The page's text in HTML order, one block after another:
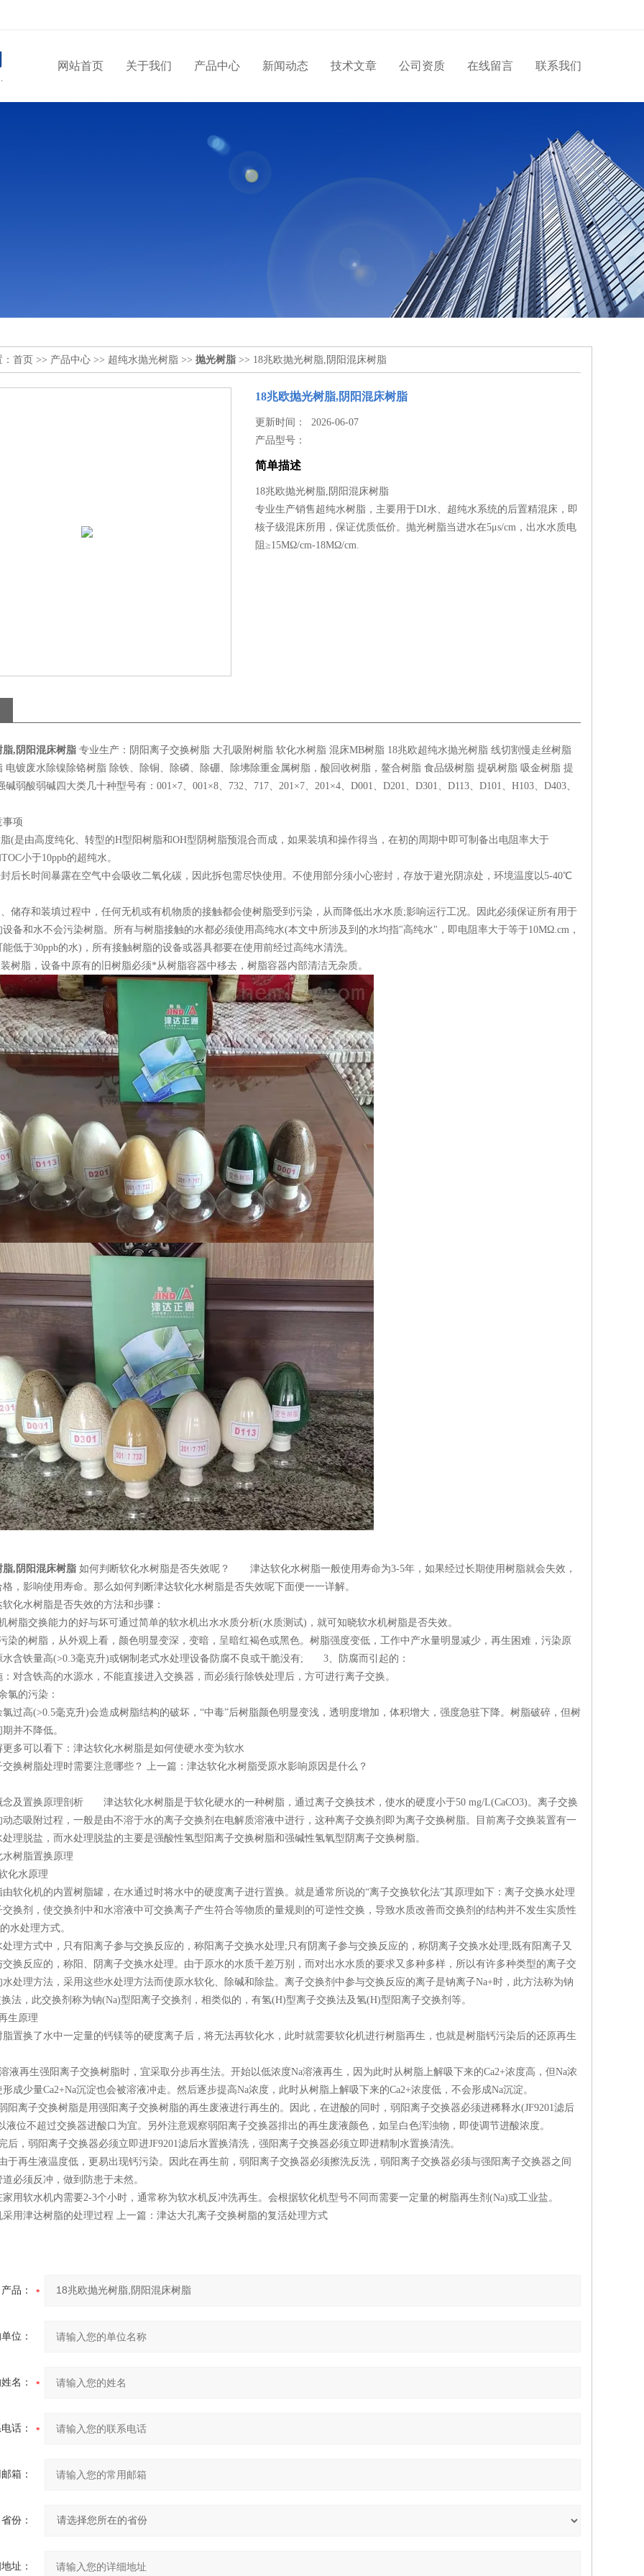
网站首页 关于我们 产品中心 新闻动态 技术文章 公司资质 在线留言 联系我们
首页 >> 产品中心 >> 超纯水抛光树脂 >> 抛光树脂 >> 18兆欧抛光树脂,阴阳混床树脂
18兆欧抛光树脂,阴阳混床树脂
更新时间： 2026-06-07
产品型号：
简单描述
18兆欧抛光树脂,阴阳混床树脂
专业生产销售超纯水树脂，主要用于DI水、超纯水系统的后置精混床，即
核子级混床所用，保证优质低价。抛光树脂当进水在5μs/cm，出水水质电
阻≥15MΩ/cm-18MΩ/cm.
脂,阴阳混床树脂 专业生产：阴阳离子交换树脂 大孔吸附树脂 软化水树脂 混床MB树脂 18兆欧超纯水抛光树脂 线切割慢走丝树脂
电镀废水除镍除铬树脂 除铁、除铜、除磷、除硼、除坲除重金属树脂，酸回收树脂，鳌合树脂 食品级树脂 提矾树脂 吸金树脂 提
弱酸弱碱四大类几十种型号有：001×7、001×8、732、717、201×7、201×4、D001、D201、D301、D113、D101、H103、D403、
事项
由高度纯化、转型的H型阳树脂和OH型阴树脂预混合而成，如果装填和操作得当，在初的周期中即可制备出电阻率大于
小于10ppb的超纯水。
长时间暴露在空气中会吸收二氧化碳，因此拆包需尽快使用。不使用部分须小心密封，存放于避光阴凉处，环境温度以5-40℃
存和装填过程中，任何无机或有机物质的接触都会使树脂受到污染，从而降低出水水质;影响运行工况。因此必须保证所有用于
备和水不会污染树脂。所有与树脂接触的水都必须使用高纯水(本文中所涉及到的水均指"高纯水"，即电阻率大于等于10MΩ.cm，
低于30ppb的水)，所有接触树脂的设备或器具都要在使用前经过高纯水清洗。
脂，设备中原有的旧树脂必须*从树脂容器中移去，树脂容器内部清洁无杂质。
脂,阴阳混床树脂 如何判断软化水树脂是否失效呢？ 津达软化水树脂一般使用寿命为3-5年，如果经过长期使用树脂就会失效，
，影响使用寿命。那么如何判断津达软化水树脂是否失效呢下面便一一详解。
水树脂是否失效的方法和步骤：
交换能力的好与坏可通过简单的软水机出水水质分析(水质测试)，就可知晓软水机树脂是否失效。
树脂，从外观上看，颜色明显变深，变暗，呈暗红褐色或黑色。树脂强度变低，工作中产水量明显减少，再生困难，污染原
水含铁量高(>0.3毫克升)或钢制老式水处理设备防腐不良或干脆没有; 3、防腐而引起的：
含铁高的水源水，不能直接进入交换器，而必须行除铁处理后，方可进行离子交换。
的污染：
高(>0.5毫克升)会造成树脂结构的破坏，“中毒”后树脂颜色明显变浅，透明度增加，体积增大，强度急驻下降。树脂破碎，但树
并不降低。
可以看下：津达软化水树脂是如何使硬水变为软水
换树脂处理时需要注意哪些？ 上一篇：津达软化水树脂受原水影响原因是什么？
念及置换原理剖析 津达软化水树脂是于软化硬水的一种树脂，通过离子交换技术，使水的硬度小于50 mg/L(CaCO3)。离子交换
态吸附过程，一般是由不溶于水的离子交换剂在电解质溶液中进行，这种离子交换剂即为离子交换树脂。目前离子交换装置有一
理脱盐，而水处理脱盐的主要是强酸性氢型阳离子交换树脂和强碱性氢氧型阴离子交换树脂。
脂置换原理
水原理
化机的内置树脂罐，在水通过时将水中的硬度离子进行置换。就是通常所说的“离子交换软化法”其原理如下：离子交换水处理
换剂，使交换剂中和水溶液中可交换离子产生符合等物质的量规则的可逆性交换，导致水质改善而交换剂的结构并不发生实质性
水处理方式。
方式中，只有阳离子参与交换反应的，称阳离子交换水处理;只有阴离子参与交换反应的，称阴离子交换水处理;既有阳离子又
换反应的，称阳、阴离子交换水处理。由于原水的水质千差万别，而对出水水质的要求又多种多样，所以有许多种类型的离子交
处理方法，采用这些水处理方法而使原水软化、除碱和除盐。离子交换剂中参与交换反应的离子是钠离子Na+时，此方法称为钠
法，此交换剂称为钠(Na)型阳离子交换剂，相类似的，有氢(H)型离子交换法及氢(H)型阳离子交换剂等。
原理
换了水中一定量的钙镁等的硬度离子后，将无法再软化水，此时就需要软化机进行树脂再生，也就是树脂钙污染后的还原再生
生强阳离子交换树脂时，宜采取分步再生法。开始以低浓度Na溶液再生，因为此时从树脂上解吸下来的Ca2+浓度高，但Na浓
成少量Ca2+Na沉淀也会被溶液冲走。然后逐步提高Na浓度，此时从树脂上解吸下来的Ca2+浓度低，不会形成Na沉淀。
子交换树脂是用强阳离子交换树脂的再生废液进行再生的。因此，在进酸的同时，弱阳离子交换器必须进稀释水(JF9201滤后
液位不超过交换器进酸口为宜。另外注意观察弱阳离子交换器排出的再生废液颜色，如呈白色浑浊物，即使调节进酸浓度。
弱阳离子交换器必须立即进JF9201滤后水置换清洗，强阳离子交换器必须立即进精制水置换清洗。
生液温度低，更易出现钙污染。因此在再生前，弱阳离子交换器必须擦洗反洗，弱阳离子交换器必须与强阳离子交换器之间
必须反冲，做到防患于未然。
软水机内需要2-3个小时，通常称为软水机反冲洗再生。会根据软化机型号不同而需要一定量的树脂再生剂(Na)或工业盐。
用津达树脂的处理过程 上一篇：津达大孔离子交换树脂的复活处理方式
产品：
位：
名：
话：
箱：
省份：
址：